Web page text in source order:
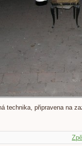
technika, připravena na